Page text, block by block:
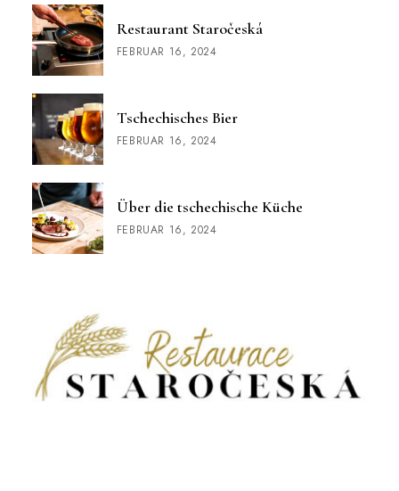
Restaurant Staročeská
FEBRUAR 16, 2024
Tschechisches Bier
FEBRUAR 16, 2024
Über die tschechische Küche
FEBRUAR 16, 2024